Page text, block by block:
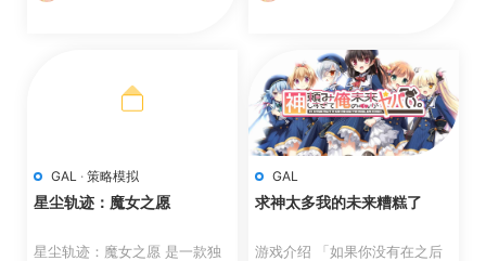
GAL · 策略模拟
星尘轨迹：魔女之愿
星尘轨迹：魔女之愿 是一款独
GAL
求神太多我的未来糟糕了
游戏介绍 「如果你没有在之后